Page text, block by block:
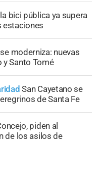
bici pública ya supera
estaciones
moderniza: nuevas
y Santo Tomé
San Cayetano se
de Santa Fe
piden al
de los asilos de